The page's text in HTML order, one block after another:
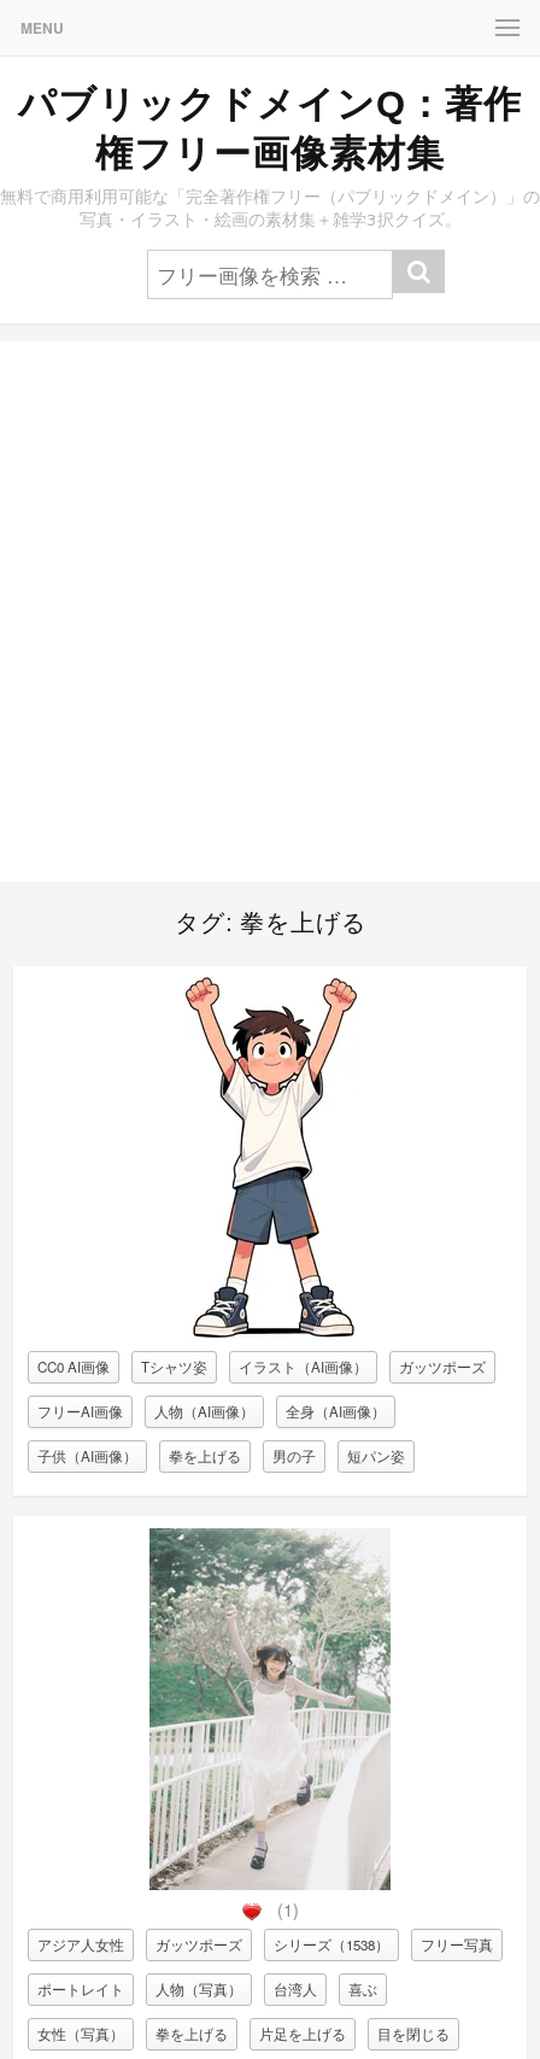
MENU
パブリックドメインQ：著作
権フリー画像素材集
無料で商用利用可能な「完全著作権フリー（パブリックドメイン）」の
写真・イラスト・絵画の素材集＋雑学3択クイズ。
タグ: 拳を上げる
CC0 AI画像 Tシャツ姿 イラスト（AI画像） ガッツポーズ
フリーAI画像 人物（AI画像） 全身（AI画像）
子供（AI画像） 拳を上げる 男の子 短パン姿
(1)
アジア人女性 ガッツポーズ シリーズ（1538） フリー写真
ポートレイト 人物（写真） 台湾人 喜ぶ
女性（写真） 拳を上げる 片足を上げる 目を閉じる